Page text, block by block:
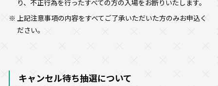
り、不正行為を行ったすべての方の入場をお断りいたします。
上記注意事項の内容をすべてご了承いただいた方のみお申込く
ださい。
キャンセル待ち抽選について